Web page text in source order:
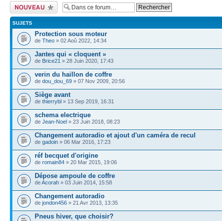
Ecrire un nouveau
sujet
SUJETS
Protection sous moteur
de Theo » 02 Aoû 2022, 14:34
Jantes qui « cloquent »
de Brice21 » 28 Juin 2020, 17:43
verin du haillon de coffre
de dou_dou_69 » 07 Nov 2009, 20:56
Siège avant
de thierrybl » 13 Sep 2019, 16:31
schema electrique
de Jean-Noel » 23 Juin 2018, 08:23
Changement autoradio et ajout d'un caméra de recul
de gadoin » 06 Mar 2016, 17:23
réf becquet d'origine
de romain84 » 20 Mar 2015, 19:06
Dépose ampoule de coffre
deAcorah » 03 Juin 2014, 15:58
Changement autoradio
de jondon456 » 21 Avr 2013, 13:35
Pneus hiver, que choisir?